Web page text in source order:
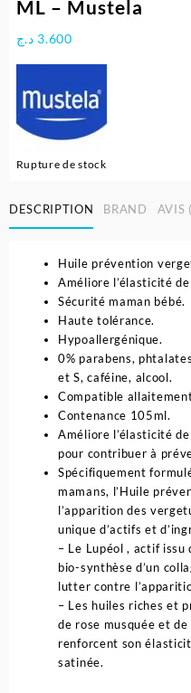
ML – Mustela
3.600 د.ج
Rupture de stock
DESCRIPTION BRAND AVIS
Huile prévention
Améliore l’élasticité
Sécurité maman bébé.
Haute tolérance.
Hypoallergénique.
0% parabens,
et S, caféine, alcool.
Compatible
Contenance 105ml.
Améliore l’élasticité
pour contribuer à
Spécifiquement
mamans, l’Huile
l’apparition des
unique d’actifs et
– Le Lupéol , actif issu
bio-synthèse d’un
lutter contre
– Les huiles riches et
de rose musquée et
renforcent son
satinée.